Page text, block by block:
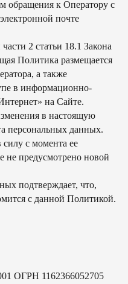
обращения к Оператору с
почте
2 статьи 18.1 Закона
Политика размещается
а также
в информационно-
на Сайте.
в настоящую
персональных данных.
с момента ее
не предусмотрено новой
подтверждает, что,
с данной Политикой.
ОГРН 1162366052705